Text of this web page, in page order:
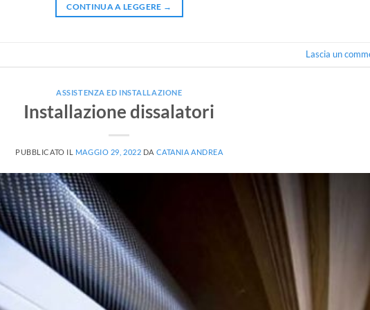
CONTINUA A LEGGERE →
Lascia un
ASSISTENZA ED INSTALLAZIONE
Installazione dissalatori
PUBBLICATO IL MAGGIO 29, 2022 DA CATANIA ANDREA